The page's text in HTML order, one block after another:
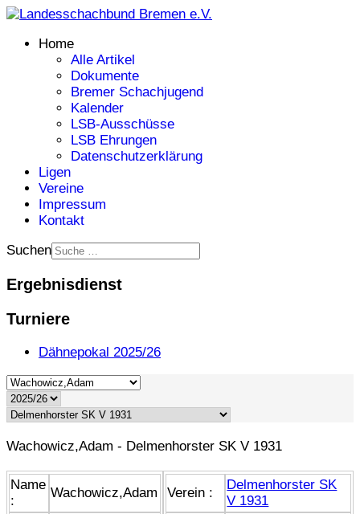
Home
Alle Artikel
Dokumente
Bremer Schachjugend
Kalender
LSB-Ausschüsse
LSB Ehrungen
Datenschutzerklärung
Ligen
Vereine
Impressum
Kontakt
Suchen
Ergebnisdienst
Turniere
Dähnepokal 2025/26
Wachowicz,Adam - Delmenhorster SK V 1931
Name
:
Wachowicz,Adam
Verein :
Delmenhorster SK
V 1931